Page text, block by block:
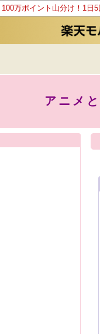
100万ポイント山分け！1日
アニメ